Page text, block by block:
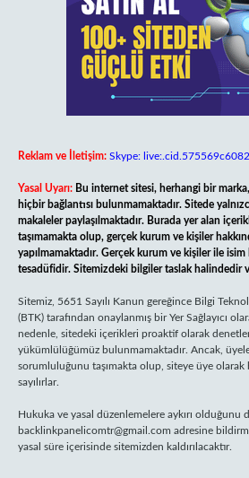
Reklam ve İletişim: Skype:
Yasal Uyarı: Bu internet sitesi, herhangi bir
hiçbir bağlantısı bulunmamaktadır. Sitede
makaleler paylaşılmaktadır. Burada yer alan
taşımamakta olup, gerçek kurum ve kişiler
yapılmamaktadır. Gerçek kurum ve kişiler ile
tesadüfidir. Sitemizdeki bilgiler taslak halindedir
Sitemiz, 5651 Sayılı Kanun gereğince Bilgi
(BTK) tarafından onaylanmış bir Yer Sağlayıcı
nedenle, sitedeki içerikleri proaktif olarak
yükümlülüğümüz bulunmamaktadır. Ancak,
sorumluluğunu taşımakta olup, siteye üye
sayılırlar.
Hukuka ve yasal düzenlemelere aykırı olduğunu
backlinkpanelicomtr@gmail.com adresine
yasal süre içerisinde sitemizden kaldırılacaktır.